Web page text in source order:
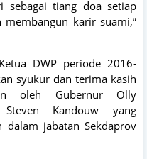
sebagai tiang doa setiap
karir suami,”
DWP periode 2016-
syukur dan terima kasih
oleh Gubernur Olly
Kandouw yang
dalam jabatan Sekdaprov